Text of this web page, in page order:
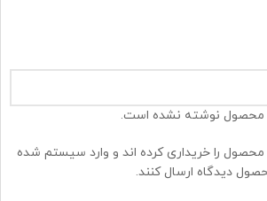
محصول نوشته نشده است.
را خریداری کرده اند و وارد سیستم شده
دیدگاه ارسال کنند.